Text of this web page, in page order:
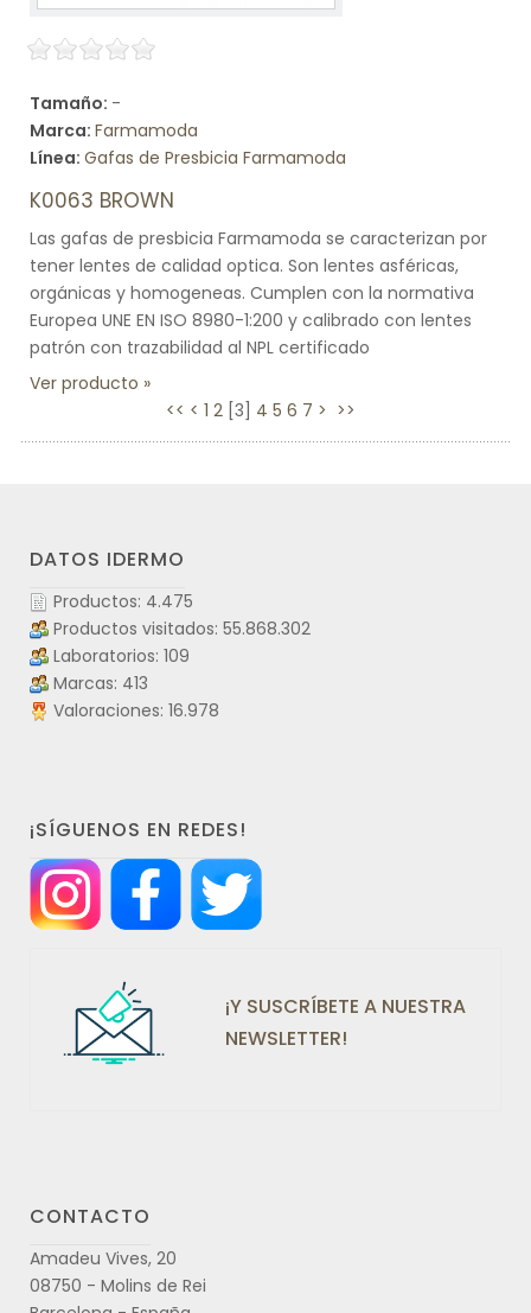
Tamaño: -
Marca: Farmamoda
Línea: Gafas de Presbicia Farmamoda
K0063 BROWN
Las gafas de presbicia Farmamoda se caracterizan por
tener lentes de calidad optica. Son lentes asféricas,
orgánicas y homogeneas. Cumplen con la normativa
Europea UNE EN ISO 8980-1:200 y calibrado con lentes
patrón con trazabilidad al NPL certificado
Ver producto
<< < 1 2 3 4 5 6 7 > >>
DATOS IDERMO
Productos: 4.475
Productos visitados: 55.868.302
Laboratorios: 109
Marcas: 413
Valoraciones: 16.978
¡SÍGUENOS EN REDES!
¡Y SUSCRÍBETE A NUESTRA
NEWSLETTER!
CONTACTO
Amadeu Vives, 20
08750 - Molins de Rei